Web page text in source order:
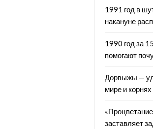
1991 год в
накануне
1990 год за
помогают
Дорвыжы —
мире и
заставляет